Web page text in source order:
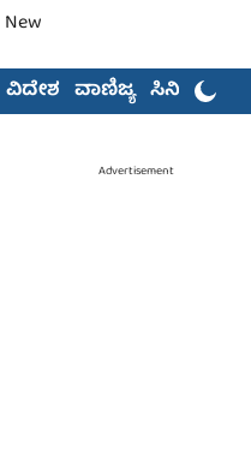
ವಿದೇಶ ವಾಣಿಜ್ಯ ಸಿನಿಮಾ
Advertisement